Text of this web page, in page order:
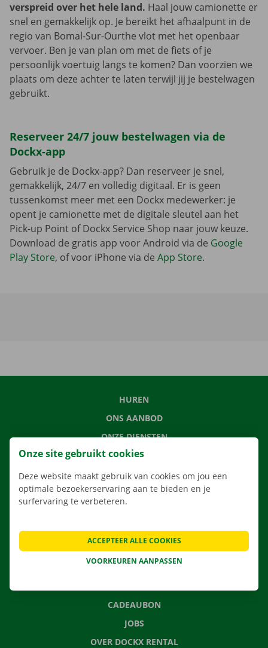
verspreid over het hele land. Haal jouw camionette er
snel en gemakkelijk op. Je bereikt het afhaalpunt in de
regio van Bomal-Sur-Ourthe vlot met het openbaar
vervoer. Ben je van plan om met de fiets of je
persoonlijk voertuig langs te komen? Dan voorzien we
plaats om deze achter te laten terwijl jij je bestelwagen
gebruikt.
Reserveer 24/7 jouw bestelwagen via de
Dockx-app
Gebruik je de Dockx-app? Dan reserveer je snel,
gemakkelijk, 24/7 en volledig digitaal. Er is geen
tussenkomst meer met een Dockx medewerker: je
opent je camionette met de digitale sleutel aan het
Pick-up Point of Dockx Service Shop naar jouw keuze.
Download de gratis app voor Android via de Google
Play Store, of voor iPhone via de App Store.
HUREN
ONS AANBOD
ONZE DIENSTEN
LOCATIES
APP
VERHUISOPLOSSINGEN
CONTACTEER ONS
VEELGESTELDE VRAGEN
CADEAUBON
JOBS
OVER DOCKX RENTAL
Onze site gebruikt cookies
Deze website maakt gebruik van cookies om jou een
optimale bezoekerservaring aan te bieden en je
surfervaring te verbeteren.
VOORKEUREN AANPASSEN
ACCEPTEER ALLE COOKIES